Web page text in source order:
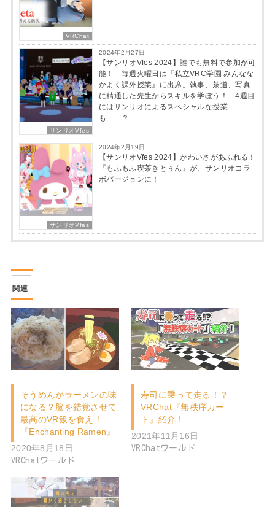
VRChat
サンリオVfes
2024年2月27日
【サンリオVfes 2024】誰でも無料で参加が可
能！ 毎週火曜日は『私立VRC学園 みんなな
かよく課外授業』に出席。執事、茶道、写真
に精通した先生からスキルを学ぼう！ 4週目
にはサンリオによるスペシャルな授業
も……？
サンリオVfes
2024年2月19日
【サンリオVfes 2024】かわいさがあふれる！
『もふもふ喫茶きとぅん』が、サンリオコラ
ボバージョンに！
関連
そうめんがラーメンの味
になる？脳を錯覚させて
最高のVR飯を食え！
『Enchanting Ramen』
2020年8月18日
VRChatワールド
寿司に乗って走る！？
VRChat『無秩序カー
ト』紹介！
2021年11月16日
VRChatワールド